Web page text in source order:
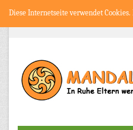
Diese Internetseite verwendet